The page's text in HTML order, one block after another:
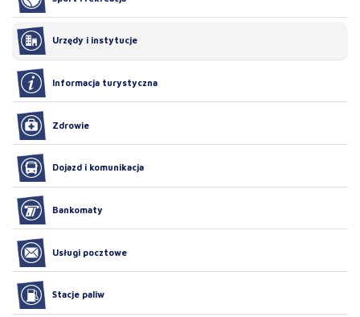
Urzędy i instytucje
Informacja turystyczna
Zdrowie
Dojazd i komunikacja
Bankomaty
Usługi pocztowe
Stacje paliw